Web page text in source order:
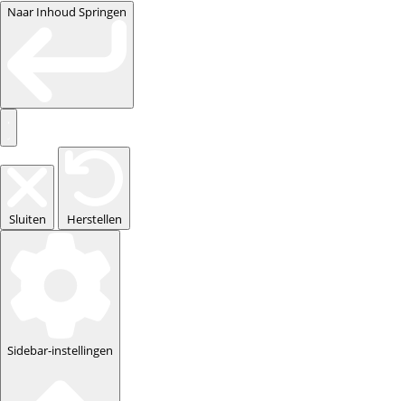
Naar Inhoud Springen
Sluiten Herstellen
Sidebar-instellingen